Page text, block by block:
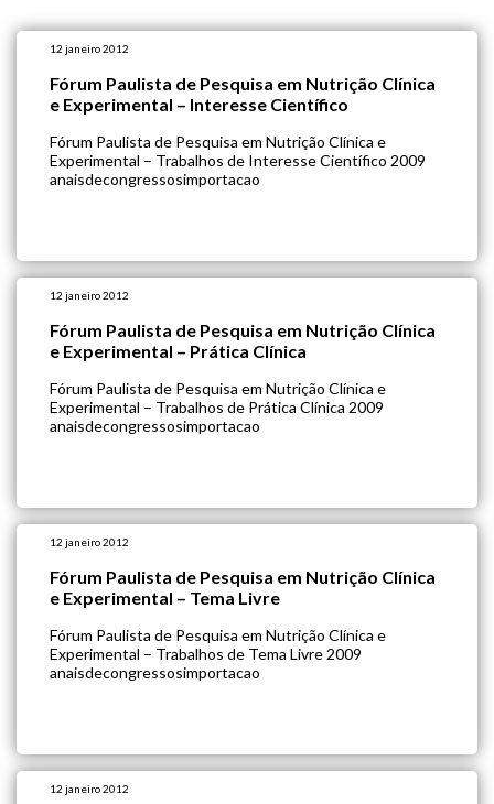
12 janeiro 2012
Fórum Paulista de Pesquisa em Nutrição Clínica
e Experimental – Interesse Científico
Fórum Paulista de Pesquisa em Nutrição Clínica e
Experimental – Trabalhos de Interesse Científico 2009
anaisdecongressosimportacao
12 janeiro 2012
Fórum Paulista de Pesquisa em Nutrição Clínica
e Experimental – Prática Clínica
Fórum Paulista de Pesquisa em Nutrição Clínica e
Experimental – Trabalhos de Prática Clínica 2009
anaisdecongressosimportacao
12 janeiro 2012
Fórum Paulista de Pesquisa em Nutrição Clínica
e Experimental – Tema Livre
Fórum Paulista de Pesquisa em Nutrição Clínica e
Experimental – Trabalhos de Tema Livre 2009
anaisdecongressosimportacao
12 janeiro 2012